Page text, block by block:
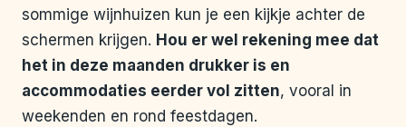
sommige wijnhuizen kun je een kijkje achter de
schermen krijgen. Hou er wel rekening mee dat
het in deze maanden drukker is en
accommodaties eerder vol zitten, vooral in
weekenden en rond feestdagen.